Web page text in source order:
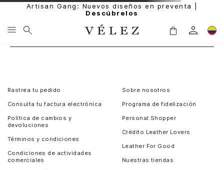
Artisan Gang: Nuevos diseños en preventa |
Descúbrelos
Rastrea tu pedido
Consulta tu factura electrónica
Política de cambios y
devoluciones
Términos y condiciones
Condiciones de actividades
comerciales
Sobre nosotros
Programa de fidelización
Personal Shopper
Crédito Leather Lovers
Leather For Good
Nuestras tiendas